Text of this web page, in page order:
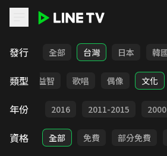
發行 全部 台灣 日本 韓
類型
紀實 益智 歌唱 偶像 文化
年份
2017 2016 2011-2015
資格 全部 免費 部分免費